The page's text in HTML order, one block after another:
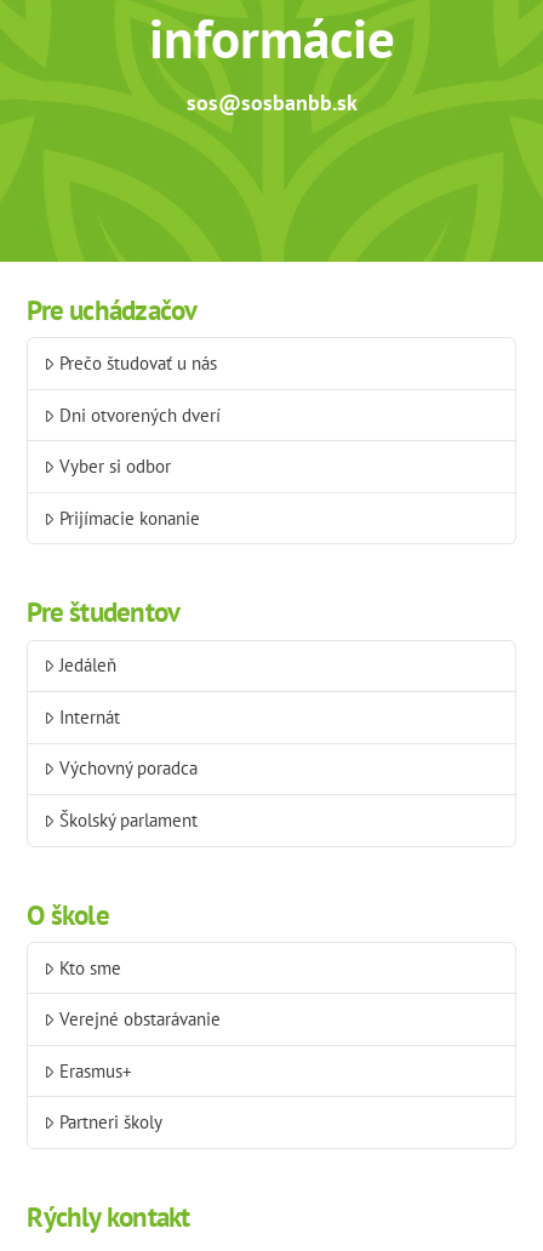
informácie
sos@sosbanbb.sk
Pre uchádzačov
Prečo študovať u nás
Dni otvorených dverí
Vyber si odbor
Prijímacie konanie
Pre študentov
Jedáleň
Internát
Výchovný poradca
Školský parlament
O škole
Kto sme
Verejné obstarávanie
Erasmus+
Partneri školy
Rýchly kontakt